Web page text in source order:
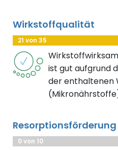
Wirkstoffqualität
21 von 35
ist gut aufgrund
der enthaltenen
Resorptionsförderung
0 von 10